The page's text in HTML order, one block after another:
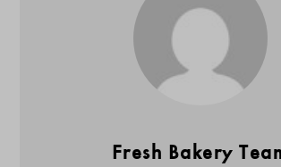
Fresh Bakery